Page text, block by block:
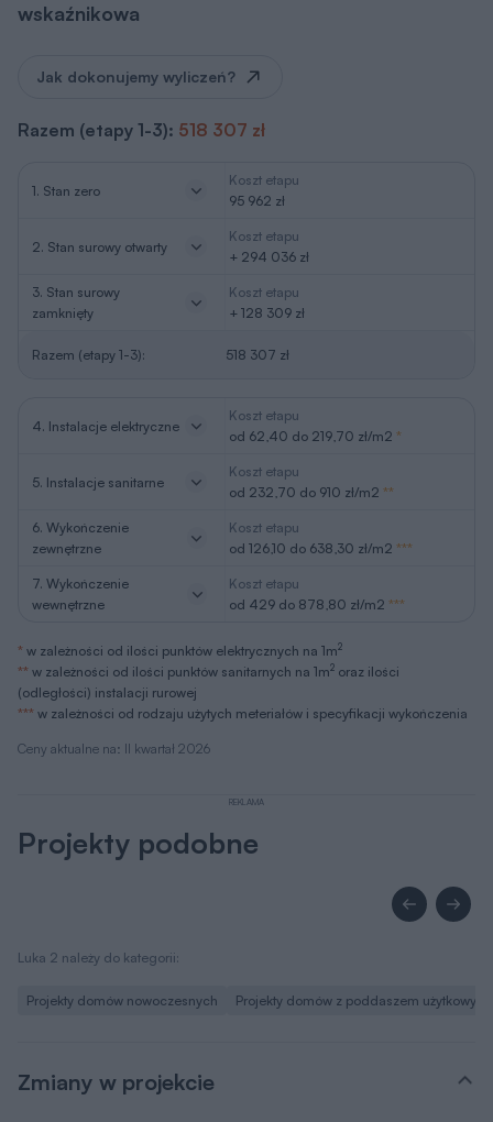
wskaźnikowa
Ceny aktualne na: II kwartał 2026
Jak dokonujemy wyliczeń?
Razem (etapy 1-3): 518 307 zł
1. Stan zero
Koszt etapu
95 962 zł
2. Stan surowy otwarty
Koszt etapu
+ 294 036 zł
3. Stan surowy
zamknięty
Koszt etapu
+ 128 309 zł
Razem (etapy 1-3): 518 307 zł
4. Instalacje elektryczne
Koszt etapu
od 62,40 do 219,70 zł/m2 *
5. Instalacje sanitarne
Koszt etapu
od 232,70 do 910 zł/m2 **
6. Wykończenie
zewnętrzne
Koszt etapu
od 126,10 do 638,30 zł/m2 ***
7. Wykończenie
wewnętrzne
Koszt etapu
od 429 do 878,80 zł/m2 ***
* w zależności od ilości punktów elektrycznych na 1m2
** w zależności od ilości punktów sanitarnych na 1m2 oraz ilości
(odległości) instalacji rurowej
*** w zależności od rodzaju użytych meteriałów i specyfikacji wykończenia
REKLAMA
Projekty podobne
Luka 2 należy do kategorii:
Projekty domów nowoczesnych Projekty domów z poddaszem użytkowym
Zmiany w projekcie